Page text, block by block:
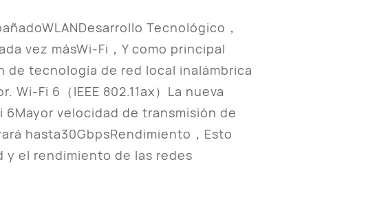
Tecnológico，
vez másWi-Fi，Y como principal
de tecnología de red local inalámbrica
Wi-Fi 6（IEEE 802.11ax）La nueva
velocidad de transmisión de
hasta30GbpsRendimiento，Esto
y el rendimiento de las redes